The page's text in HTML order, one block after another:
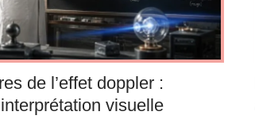
de l’effet doppler :
visuelle